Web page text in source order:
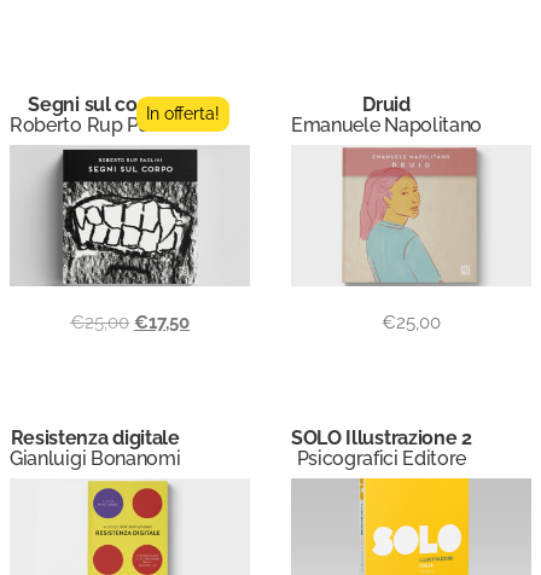
Segni sul corpo
Roberto Rup PaoliniIn offerta!
€25,00 €17,50
Druid
Emanuele Napolitano
€25,00
Resistenza digitale
Gianluigi Bonanomi
SOLO Illustrazione 2
Psicografici Editore